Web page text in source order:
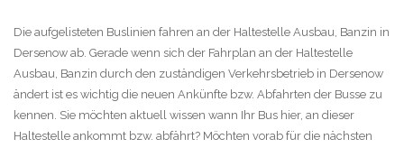
Die aufgelisteten Buslinien fahren an der Haltestelle Ausbau, Banzin in
Dersenow ab. Gerade wenn sich der Fahrplan an der Haltestelle
Ausbau, Banzin durch den zuständigen Verkehrsbetrieb in Dersenow
ändert ist es wichtig die neuen Ankünfte bzw. Abfahrten der Busse zu
kennen. Sie möchten aktuell wissen wann Ihr Bus hier, an dieser
Haltestelle ankommt bzw. abfährt? Möchten vorab für die nächsten